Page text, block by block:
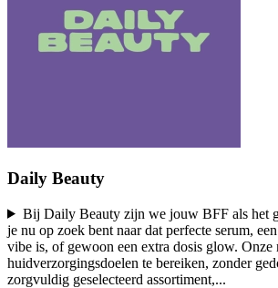
Daily Beauty
Bij Daily Beauty zijn we jouw BFF als het
je nu op zoek bent naar dat perfecte serum,
vibe is, of gewoon een extra dosis glow. Onze
huidverzorgingsdoelen te bereiken, zonder
zorgvuldig geselecteerd assortiment,...